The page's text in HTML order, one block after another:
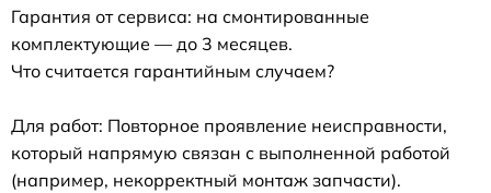
Гарантия от сервиса: на смонтированные
комплектующие — до 3 месяцев.
Что считается гарантийным случаем?
Для работ: Повторное проявление неисправности,
который напрямую связан с выполненной работой
(например, некорректный монтаж запчасти).